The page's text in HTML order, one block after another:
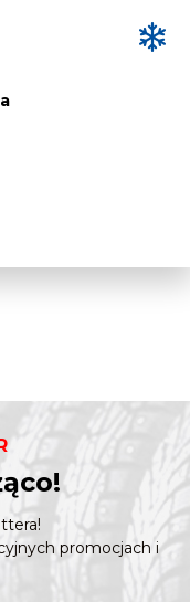
promocjach i